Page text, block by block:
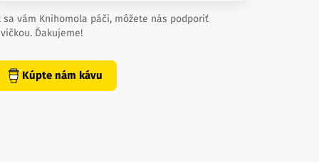
sa vám Knihomola páči, môžete nás podporiť
Ďakujeme!
Kúpte nám kávu